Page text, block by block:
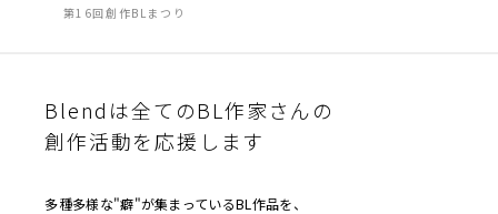
第16回創作BLまつり
Blendは全てのBL作家さんの
創作活動を応援します
多種多様な"癖"が集まっているBL作品を、